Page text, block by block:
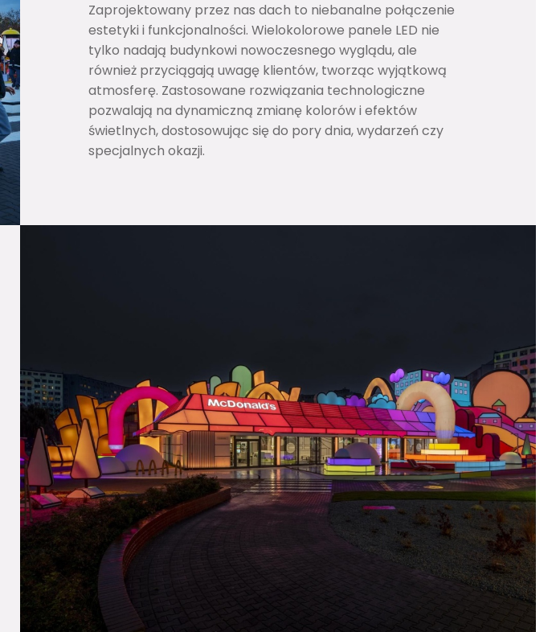
Zaprojektowany przez nas dach to niebanalne połączenie
estetyki i funkcjonalności. Wielokolorowe panele LED nie
tylko nadają budynkowi nowoczesnego wyglądu, ale
również przyciągają uwagę klientów, tworząc wyjątkową
atmosferę. Zastosowane rozwiązania technologiczne
pozwalają na dynamiczną zmianę kolorów i efektów
świetlnych, dostosowując się do pory dnia, wydarzeń czy
specjalnych okazji.